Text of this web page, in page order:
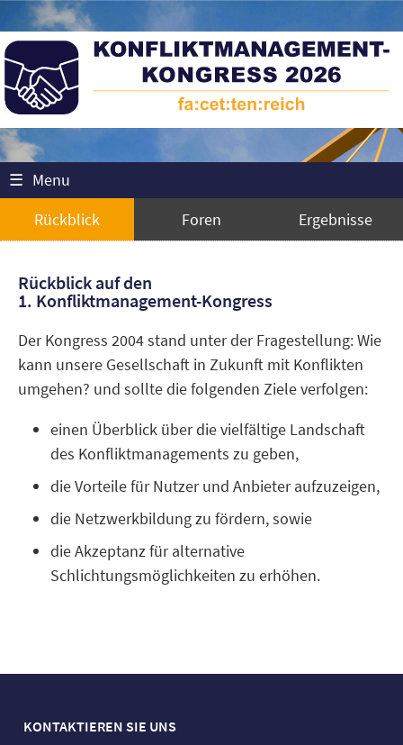
☰ Menu
Rückblick
Foren Ergebnisse
Rückblick auf den
1. Konfliktmanagement-Kongress
Der Kongress 2004 stand unter der Fragestellung: Wie
kann unsere Gesellschaft in Zukunft mit Konflikten
umgehen? und sollte die folgenden Ziele verfolgen:
einen Überblick über die vielfältige Landschaft
des Konfliktmanagements zu geben,
die Vorteile für Nutzer und Anbieter aufzuzeigen,
die Netzwerkbildung zu fördern, sowie
die Akzeptanz für alternative
Schlichtungsmöglichkeiten zu erhöhen.
KONTAKTIEREN SIE UNS